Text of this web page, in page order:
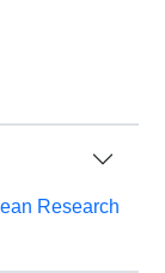
Research